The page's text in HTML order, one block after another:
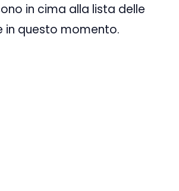
in cima alla lista delle
in questo momento.